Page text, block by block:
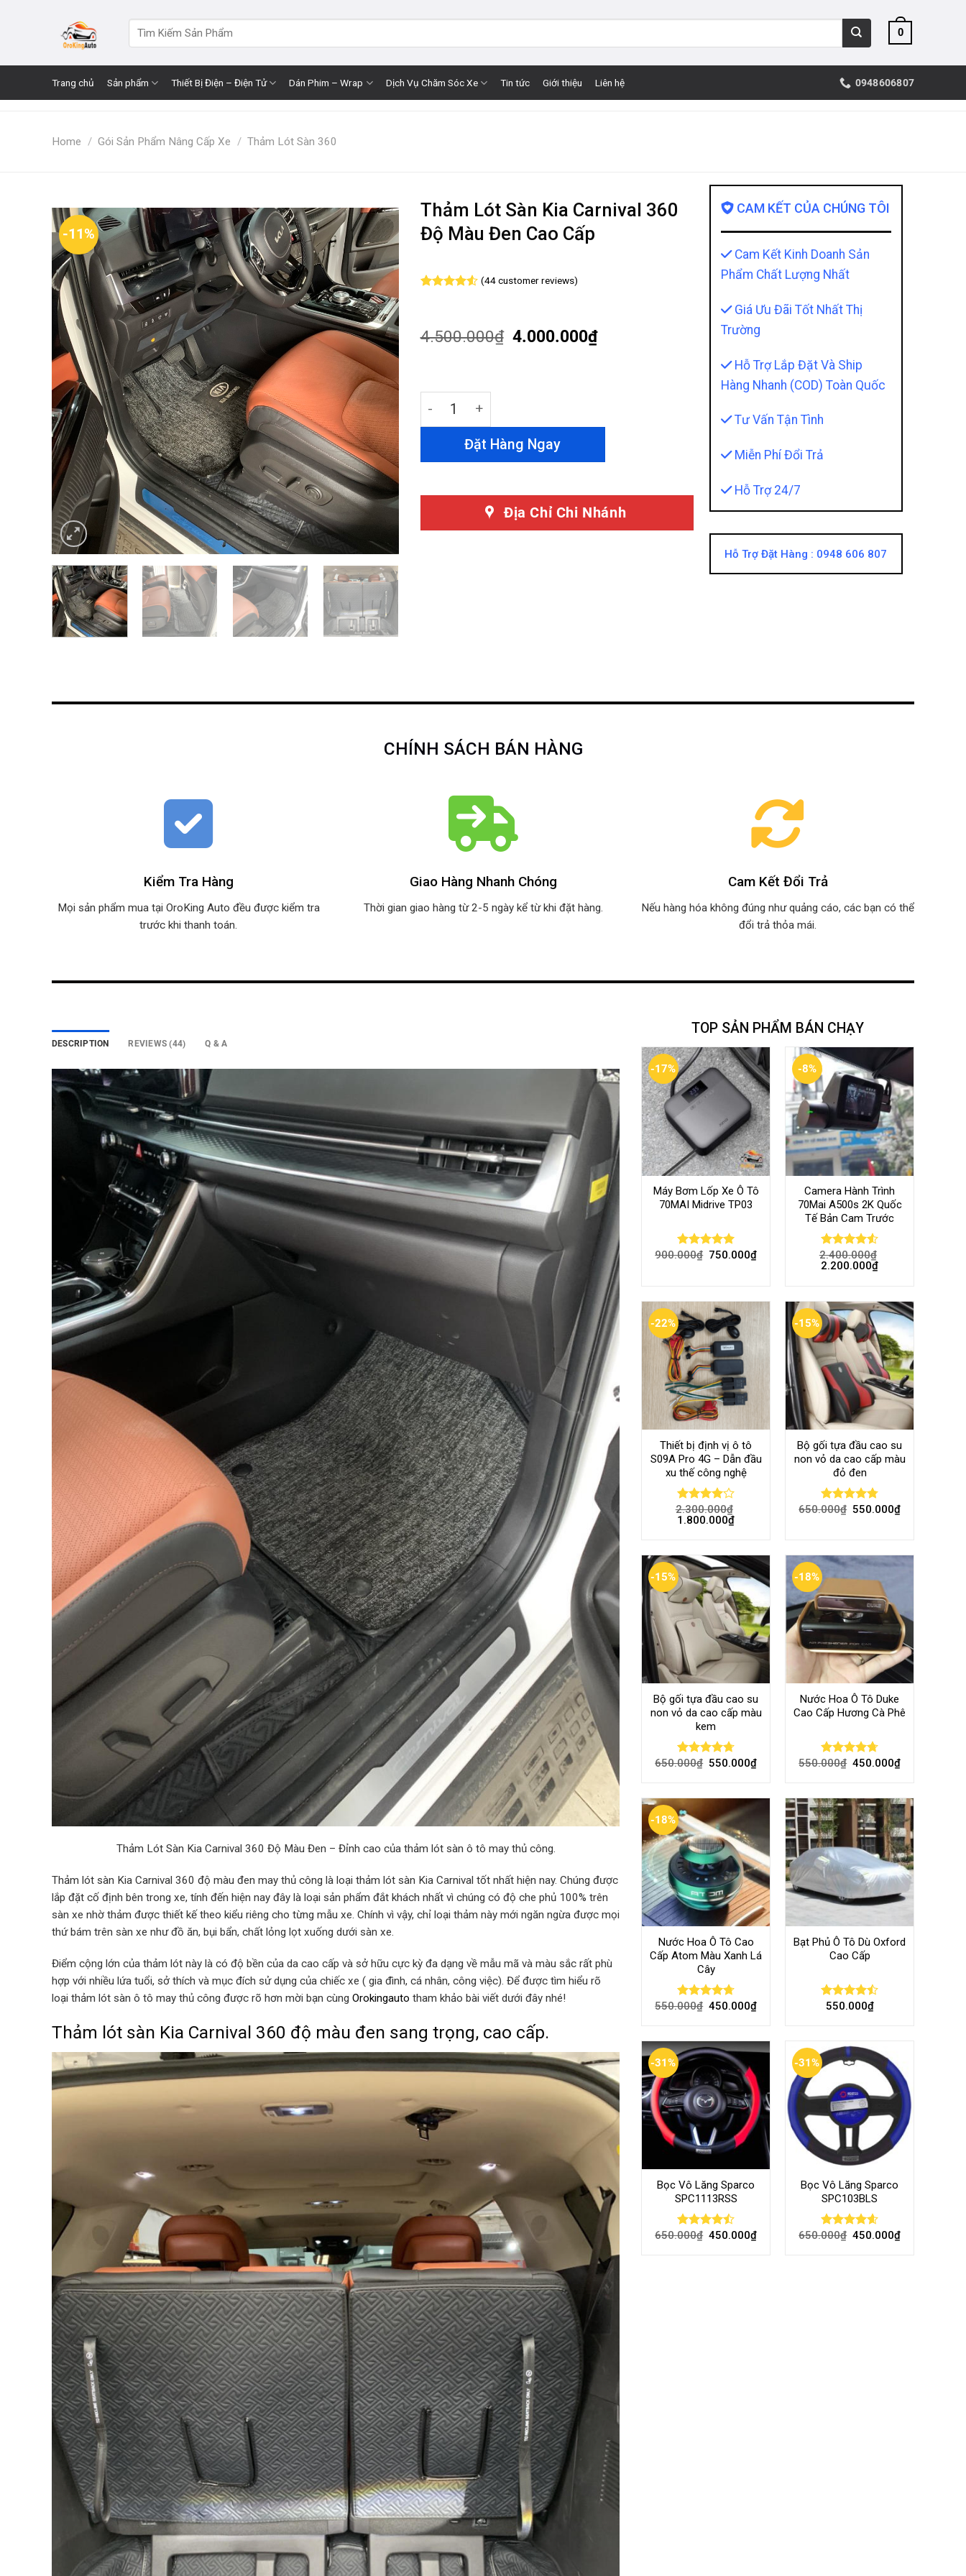
for:
0
Trang chủ Sản phẩm Thiết Bị Điện – Điện Tử Dán Phim – Wrap Dịch Vụ Chăm Sóc Xe Tin tức Giới thiệu Liên hệ 0948606807
Home / Gói Sản Phẩm Nâng Cấp Xe / Thảm Lót Sàn 360
-11%
Thảm Lót Sàn Kia Carnival 360
Độ Màu Đen Cao Cấp
customer
ratings
(44customer reviews)
4.500.000₫ 4.000.000₫
Thảm Lót Sàn Kia Carnival 360 Độ Màu Đen Cao Cấp quantity
Đặt Hàng Ngay
Địa Chỉ Chi Nhánh
CAM KẾT CỦA CHÚNG TÔI
Cam Kết Kinh Doanh Sản
Phẩm Chất Lượng Nhất
Giá Ưu Đãi Tốt Nhất Thị
Trường
Hỗ Trợ Lắp Đặt Và Ship
Hàng Nhanh (COD) Toàn Quốc
Tư Vấn Tận Tình
Miễn Phí Đổi Trả
Hỗ Trợ 24/7
Hỗ Trợ Đặt Hàng : 0948 606 807
CHÍNH SÁCH BÁN HÀNG
Kiểm Tra Hàng
Mọi sản phẩm mua tại OroKing Auto đều được kiểm tra
trước khi thanh toán.
Giao Hàng Nhanh Chóng
Thời gian giao hàng từ 2-5 ngày kể từ khi đặt hàng.
Cam Kết Đổi Trả
Nếu hàng hóa không đúng như quảng cáo, các bạn có thể
đổi trả thỏa mái.
DESCRIPTION REVIEWS (44) Q & A
Thảm Lót Sàn Kia Carnival 360 Độ Màu Đen – Đỉnh cao của thảm lót sàn ô tô may thủ công.
Thảm lót sàn Kia Carnival 360 độ màu đen may thủ công là loại thảm lót sàn Kia Carnival tốt nhất hiện nay. Chúng được
lắp đặt cố định bên trong xe, tính đến hiện nay đây là loại sản phẩm đắt khách nhất vì chúng có độ che phủ 100% trên
sàn xe nhờ thảm được thiết kế theo kiểu riêng cho từng mẫu xe. Chính vì vậy, chỉ loại thảm này mới ngăn ngừa được mọi
thứ bám trên sàn xe như đồ ăn, bụi bẩn, chất lỏng lọt xuống dưới sàn xe.
Điểm cộng lớn của thảm lót này là có độ bền của da cao cấp và sở hữu cực kỳ đa dạng về mẫu mã và màu sắc rất phù
hợp với nhiều lứa tuổi, sở thích và mục đích sử dụng của chiếc xe ( gia đình, cá nhân, công việc). Để được tìm hiểu rõ
loại thảm lót sàn ô tô may thủ công được rõ hơn mời bạn cùng Orokingauto tham khảo bài viết dưới đây nhé!
Thảm lót sàn Kia Carnival 360 độ màu đen sang trọng, cao cấp.
TOP SẢN PHẨM BÁN CHẠY
-17%
Máy Bơm Lốp Xe Ô Tô
70MAI Midrive TP03
Rated 5.00
900.000₫ 750.000₫
-8%
Camera Hành Trình
70Mai A500s 2K Quốc
Tế Bản Cam Trước
Rated4.56
out of 5
2.400.000₫
2.200.000₫
-22%
Thiết bị định vị ô tô
S09A Pro 4G – Dẫn đầu
xu thế công nghệ
Rated
4.00out
2.300.000₫
1.800.000₫
-15%
Bộ gối tựa đầu cao su
non vỏ da cao cấp màu
đỏ đen
Rated4.80
650.000₫ 550.000₫
-15%
Bộ gối tựa đầu cao su
non vỏ da cao cấp màu
kem
Rated4.70
650.000₫ 550.000₫
-18%
Nước Hoa Ô Tô Duke
Cao Cấp Hương Cà Phê
Rated4.70
550.000₫ 450.000₫
-18%
Nước Hoa Ô Tô Cao
Cấp Atom Màu Xanh Lá
Cây
Rated4.70
550.000₫ 450.000₫
Bạt Phủ Ô Tô Dù Oxford
Cao Cấp
Rated
550.000₫
-31%
Bọc Vô Lăng Sparco
SPC1113RSS
Rated
650.000₫ 450.000₫
-31%
Bọc Vô Lăng Sparco
SPC103BLS
Rated4.57
650.000₫ 450.000₫